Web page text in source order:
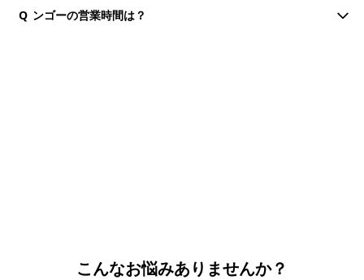
Q ンゴーの営業時間は？
こんなお悩みありませんか？